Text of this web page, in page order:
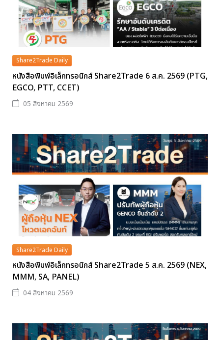
Share2Trade Daily
หนังสือพิมพ์อิเล็กทรอนิกส์ Share2Trade 6 ส.ค. 2569 (PTG,
EGCO, PTT, CCET)
05 สิงหาคม 2569
Share2Trade Daily
หนังสือพิมพ์อิเล็กทรอนิกส์ Share2Trade 5 ส.ค. 2569 (NEX,
MMM, SA, PANEL)
04 สิงหาคม 2569